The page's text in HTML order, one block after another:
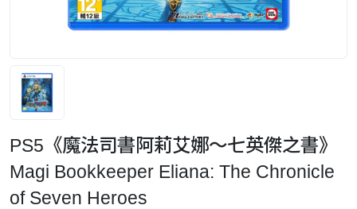
PS5《魔法司書阿莉艾娜～七英傑之書》
Magi Bookkeeper Eliana: The Chronicle
of Seven Heroes